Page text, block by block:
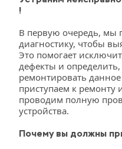
!
В первую очередь, мы
диагностику, чтобы
Это помогает
дефекты и
ремонтировать
приступаем к ремонту
проводим полную
устройства.
Почему вы должны